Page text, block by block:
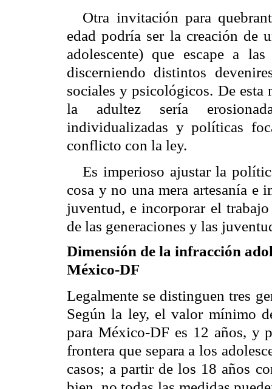
Otra invitación para
edad podría ser la creación de
adolescente) que escape a
discerniendo distintos
sociales y psicológicos. De esta
la adultez sería
individualizadas y políticas
conflicto con la ley.
Es imperioso ajustar la
cosa y no una mera artesanía
juventud, e incorporar el
de las generaciones y las
Dimensión de la infracción
México-DF
Legalmente se distinguen tres
Según la ley, el valor mínimo
para México-DF es 12 años, y
frontera que separa a los
casos; a partir de los 18 años